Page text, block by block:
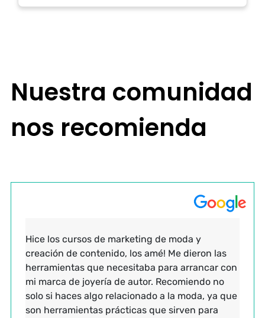
Nuestra comunidad
nos recomienda
Hice los cursos de marketing de moda y
creación de contenido, los amé! Me dieron las
herramientas que necesitaba para arrancar con
mi marca de joyería de autor. Recomiendo no
solo si haces algo relacionado a la moda, ya que
son herramientas prácticas que sirven para